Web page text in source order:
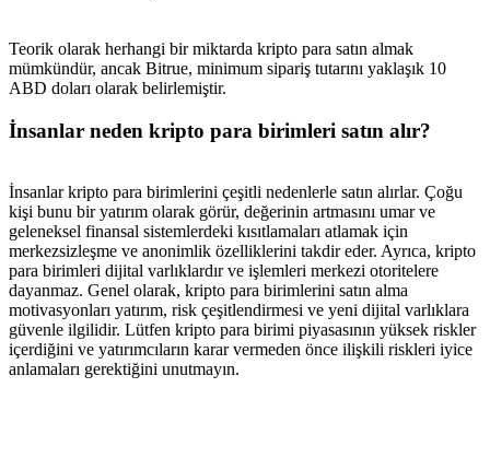
Teorik olarak herhangi bir miktarda kripto para satın almak
mümkündür, ancak Bitrue, minimum sipariş tutarını yaklaşık 10
ABD doları olarak belirlemiştir.
İnsanlar neden kripto para birimleri satın alır?
İnsanlar kripto para birimlerini çeşitli nedenlerle satın alırlar. Çoğu
kişi bunu bir yatırım olarak görür, değerinin artmasını umar ve
geleneksel finansal sistemlerdeki kısıtlamaları atlamak için
merkezsizleşme ve anonimlik özelliklerini takdir eder. Ayrıca, kripto
para birimleri dijital varlıklardır ve işlemleri merkezi otoritelere
dayanmaz. Genel olarak, kripto para birimlerini satın alma
motivasyonları yatırım, risk çeşitlendirmesi ve yeni dijital varlıklara
güvenle ilgilidir. Lütfen kripto para birimi piyasasının yüksek riskler
içerdiğini ve yatırımcıların karar vermeden önce ilişkili riskleri iyice
anlamaları gerektiğini unutmayın.